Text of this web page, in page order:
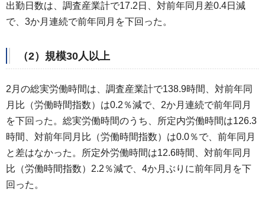
出勤日数は、調査産業計で17.2日、対前年同月差0.4日減
で、3か月連続で前年同月を下回った。
（2）規模30人以上
2月の総実労働時間は、調査産業計で138.9時間、対前年同
月比（労働時間指数）は0.2％減で、2か月連続で前年同月
を下回った。総実労働時間のうち、所定内労働時間は126.3
時間、対前年同月比（労働時間指数）は0.0％で、前年同月
と差はなかった。所定外労働時間は12.6時間、対前年同月
比（労働時間指数）2.2％減で、4か月ぶりに前年同月を下
回った。